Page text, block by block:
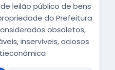
leilão público de bens
do Prefeitura
obsoletos,
inservíveis, ociosos